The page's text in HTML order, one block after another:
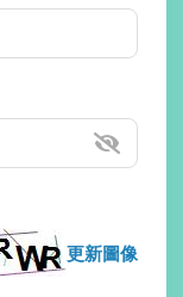
更新圖像